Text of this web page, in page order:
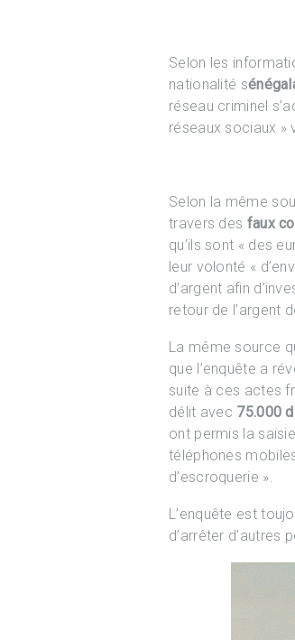
Selon les
nationalité s
réseau criminel
réseaux sociaux »
Selon la même
travers des faux
qu’ils sont « des
leur volonté «
d’argent afin
retour de l’argent
La même source
que l’enquête a
suite à ces actes
délit avec 75.000
ont permis la
téléphones
d’escroquerie ».
L’enquête est
d’arrêter d’autres